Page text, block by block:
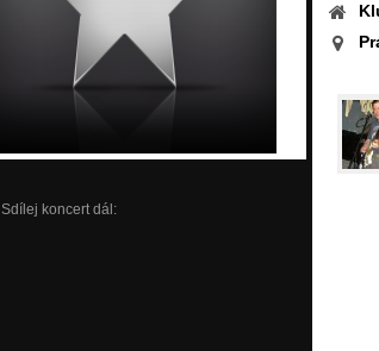
Sdílej koncert dál: